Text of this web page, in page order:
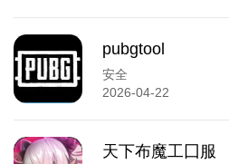
pubgtool
安全
2026-04-22
天下布魔工囗服